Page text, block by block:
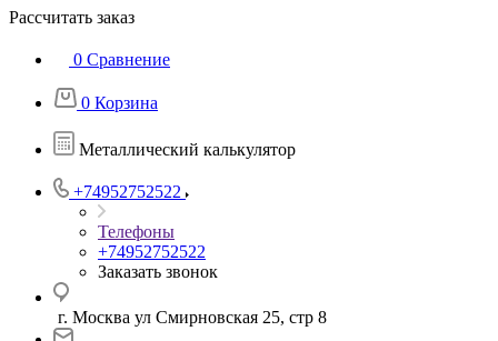
Рассчитать заказ
0 Сравнение
0 Корзина
Металлический калькулятор
+74952752522
Телефоны
+74952752522
Заказать звонок
г. Москва ул Смирновская 25, стр 8